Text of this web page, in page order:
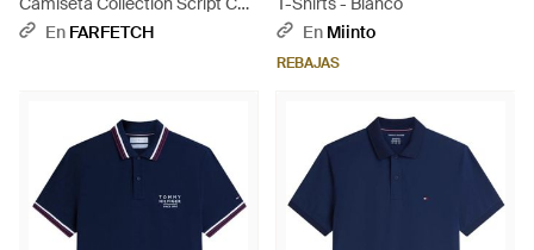
Logo Bordado 1985 - Azul
En FARFETCH
En Miinto
REBAJAS